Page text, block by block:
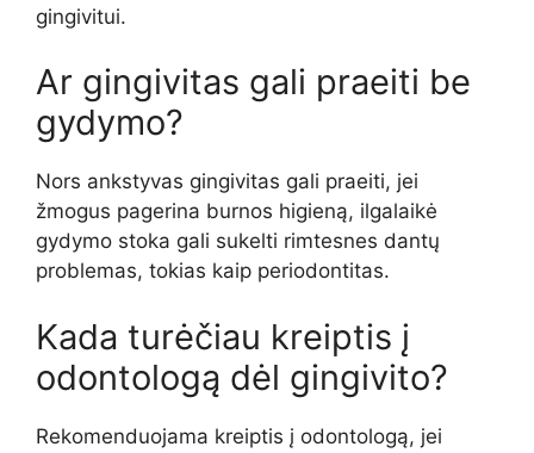
gingivitui.
Ar gingivitas gali praeiti be
gydymo?
Nors ankstyvas gingivitas gali praeiti, jei
žmogus pagerina burnos higieną, ilgalaikė
gydymo stoka gali sukelti rimtesnes dantų
problemas, tokias kaip periodontitas.
Kada turėčiau kreiptis į
odontologą dėl gingivito?
Rekomenduojama kreiptis į odontologą, jei